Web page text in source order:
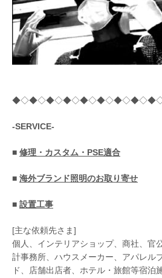
-SERVICE-
■ 修理・カスタム・PSE適合
■ 海外ブランド照明のお取り寄せ
■ 設置工事
[主な依頼先さま]
個人、インテリアショップ、商社、官
計事務所、ハウスメーカー、アパレル
ド、店舗出店者、ホテル・旅館等宿泊